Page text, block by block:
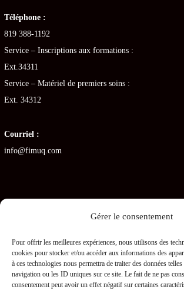
Gérer le consentement
Pour offrir les meilleures expériences, nous utilisons des
cookies pour stocker et/ou accéder aux informations des
à ces technologies nous permettra de traiter des données
navigation ou les ID uniques sur ce site. Le fait de ne pas
consentement peut avoir un effet négatif sur certaines
Téléphone :
819 388-1192
Service – Inscriptions aux formations :
Ext.34311
Service – Matériel de premiers soins :
Ext. 34312
Courriel :
info@fimuq.com
Articles récents
Combiner la RCR et la PDSB : une formation
Premiers soins en RPA : quelles sont les obligations